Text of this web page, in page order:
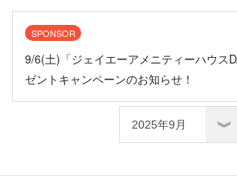
SPONSOR
9/6(土)「ジェイエーアメニティーハウス
ゼントキャンペーンのお知らせ！